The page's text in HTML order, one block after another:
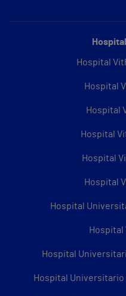
Hospital
Hospital
Hospital
Hospital
Hospital
Hospital
Hospital
Hospital
Hospital
Hospital Universitario